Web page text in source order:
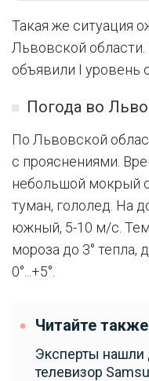
Такая же ситуация
Львовской
объявили I уровень
Погода во
По Львовской
с прояснениями.
небольшой мокрый
туман, гололед. На
южный, 5-10 м/с.
мороза до 3° тепла,
0°...+5°.
Читайте также
Эксперты нашли
телевизор